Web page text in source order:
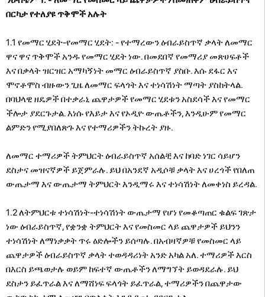
በርካታ የተለያዩ ጥቅሞች አሉት
1.1 የመማር ሂደት-የመማር ሂደት: - የተማረውን ዕብራይስጥኛ ቃላት ለመማር
ዋና ዋና ጥቅሞች አንዱ የመማር ሂደት ነው. በመደበኛ የመማሪያ መጽሀፍቶች
እና በቃላት ዝርዝር አማካኝነት መማር ዕብራይስጥኛ ያስቡ. እሱ ደፋር እና
ሞኖቶሞስ ብዙውን ጊዜ ለመማር ፍላጎት እና ተነሳሽነት ማጣት ያስከትላል.
በባህላዊ ዘዴዎች በተቃራኒ ጨዋታዎች የመማር ሂደቱን አስደሳች እና የመማር
ችሎታ ያደርጉታል. እነሱ የእይታ እና የኦዲዮ ውጤቶችን, እንዲሁም የመማር
ልምድን የሚያበለጽጉ እና የተማሪዎችን ትኩረት ያዙ.
ለመማር ተማሪዎች ትምህርት ዕብራይስጥኛ አሰልቺ እና ከባድ ነገር ሳይሆን
ደስታና መዝናኛዎች ይጀምራሉ. ይህ በአንደኛ አዲሶቹ ቃላት እና ሀረጎች የበለጠ
ውጤታማ እና ውጤታማ ትምህርት እንዲማሩ እና ተነሳሽነት ለመቀነስ ይረዳል.
1.2 ለትምህርቱ ተነሳሽነት-ተነሳሽነት ውጤታማ የሆነ የመቆጣጠር ቁልፍ ገጽታ
ነው ዕብራይስጥኛ, የቋንቋ ትምህርት እና የመስመር ላይ ጨዋታዎች ይህንን
ተነሳሽነት ለማነቃቃት ጥሩ ዕድሎችን ይሰጣሉ. በአብዛኛዎቹ የመስመር ላይ
ጨዋታዎች ዕብራይስጥኛ ቃላት ተወዳዳሪነት አንድ አካል አለ. ተማሪዎች እርስ
በእርስ ይጫወታሉ ወይም ከፍተኛ ውጤቶችን ለማግኘት ይወዳደራሉ. ይህ
ደስታን ይፈጥራል እና ለማሸነፍ ፍላጎት ይፈጥራል, ተማሪዎችን በጨዋታው